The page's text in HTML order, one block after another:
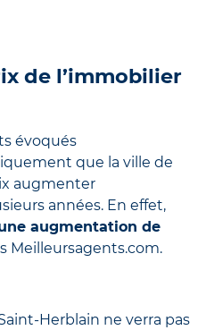
de l’immobilier
évoqués
que la ville de
augmenter
années. En effet,
augmentation de
Meilleursagents.com.
Herblain ne verra pas